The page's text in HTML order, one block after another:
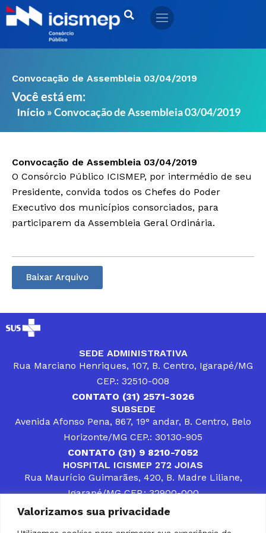
Valorizamos sua privacidade
Ir
para
Convocação de Assembleia 03/04/2019
Você está em:
Início »Convocação de Assembleia 03/04/2019
Convocação de Assembleia 03/04/2019
O Consórcio Público ICISMEP, por intermédio de seu
Presidente, convida todos os Chefes do Poder
Executivo dos municípios consorciados, para
participarem da Assembleia Geral Ordinária.
Baixar Arquivo
SEDE ADMINISTRATIVA
Rua Marciano Henriques, 107, B. Centro, Igarapé/MG
CEP.: 32510-008
CONTATO (31) 2571-3026
SUBSEDE
Avenida Afonso Pena, 867, 19° andar, B. Centro, Belo
Horizonte/MG CEP.: 30130-905
CONTATO (31) 9 8210-7052
HOSPITAL ICISMEP 272 JOIAS
Rua Maurício Guimarães, 420, B. Madre Liliane,
Igarapé/MG CEP.: 32900-000
CONTATOS (31) 3512-4400 ou (31) 9 8309-8660
DESENVOLVER SOLUÇÕES, AÇÕES E SERVIÇOS
PÚBLICOS QUE COMPLEMENTEM A ASSISTÊNCIA À